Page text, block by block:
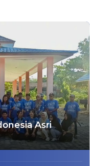
Asri